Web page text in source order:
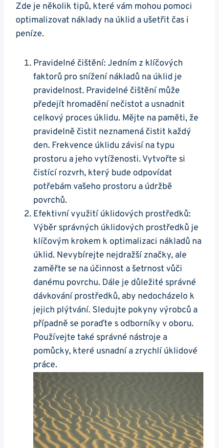
Zde je několik tipů, které vám mohou pomoci
optimalizovat náklady na úklid a ušetřit čas i
peníze.
Pravidelné čištění: Jedním z klíčových
faktorů pro snížení nákladů na úklid je
pravidelnost. Pravidelné čištění může
předejít hromadění nečistot a usnadnit
celkový proces úklidu. Mějte na paměti, že
pravidelně čistit neznamená čistit každý
den. Frekvence úklidu závisí na typu
prostoru a jeho vytíženosti. Vytvořte si
čistící rozvrh, který bude odpovídat
potřebám vašeho prostoru a údržbě
povrchů.
Efektivní využití úklidových prostředků:
Výběr správných úklidových prostředků je
klíčovým krokem k optimalizaci nákladů na
úklid. Nevybírejte nejdražší značky, ale
zaměřte se na účinnost a šetrnost vůči
danému povrchu. Dále je důležité správné
dávkování prostředků, aby nedocházelo k
jejich plýtvání. Sledujte pokyny výrobců a
případně se poraďte s odborníky v oboru.
Používejte také správné nástroje a
pomůcky, které usnadní a zrychlí úklidové
práce.